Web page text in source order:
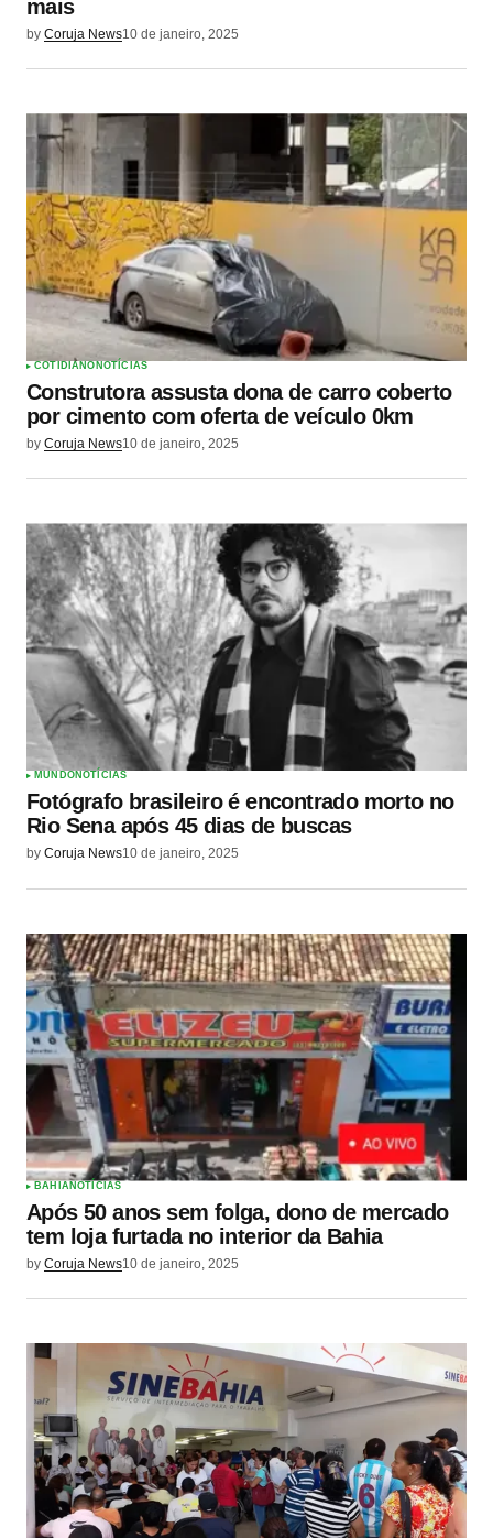
mais
by Coruja News10 de janeiro, 2025
COTIDIANO NOTÍCIAS
Construtora assusta dona de carro coberto
por cimento com oferta de veículo 0km
by Coruja News10 de janeiro, 2025
MUNDONOTÍCIAS
Fotógrafo brasileiro é encontrado morto no
Rio Sena após 45 dias de buscas
by Coruja News10 de janeiro, 2025
BAHIA NOTÍCIAS
Após 50 anos sem folga, dono de mercado
tem loja furtada no interior da Bahia
by Coruja News10 de janeiro, 2025